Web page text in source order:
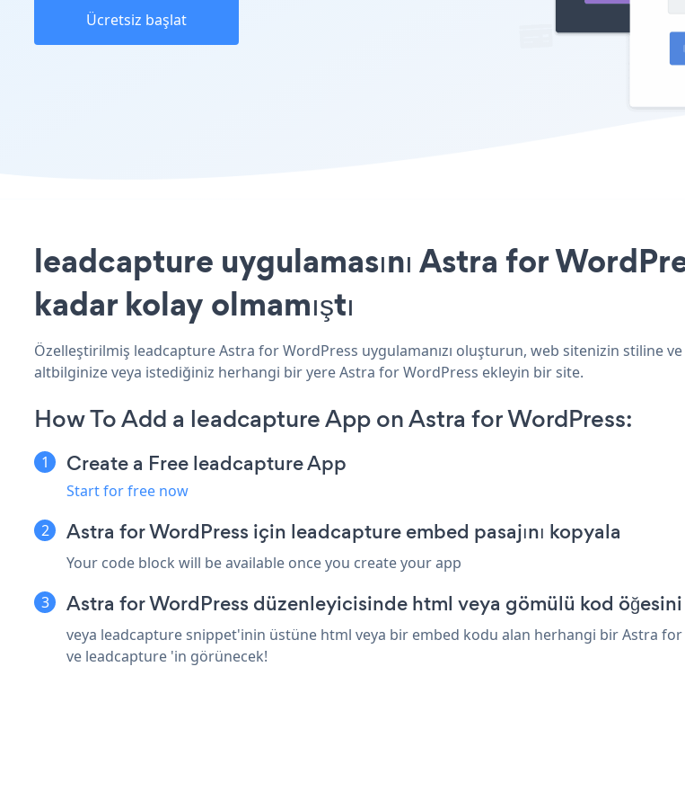
Ücretsiz başlat
leadcapture uygulamasını Astra for
kadar kolay olmamıştı
Özelleştirilmiş leadcapture Astra for WordPress uygulamanızı oluşturun, web sitenizin stiline
altbilginize veya istediğiniz herhangi bir yere Astra for WordPress ekleyin bir site.
How To Add a leadcapture App on Astra for WordPress:
Create a Free leadcapture App
Start for free now
Astra for WordPress için leadcapture embed pasajını kopyala
Your code block will be available once you create your app
Astra for WordPress düzenleyicisinde html veya gömülü kod
veya leadcapture snippet'inin üstüne html veya bir embed kodu alan herhangi bir Astra for
ve leadcapture 'in görünecek!